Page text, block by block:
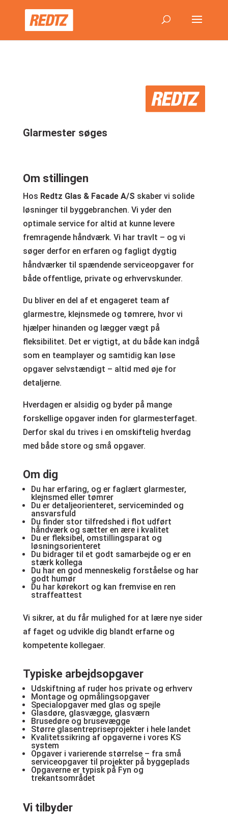
Glarmester søges
Om stillingen
Hos Redtz Glas & Facade A/S skaber vi solide
løsninger til byggebranchen. Vi yder den
optimale service for altid at kunne levere
fremragende håndværk. Vi har travlt – og vi
søger derfor en erfaren og fagligt dygtig
håndværker til spændende serviceopgaver for
både offentlige, private og erhvervskunder.
Du bliver en del af et engageret team af
glarmestre, klejnsmede og tømrere, hvor vi
hjælper hinanden og lægger vægt på
fleksibilitet. Det er vigtigt, at du både kan indgå
som en teamplayer og samtidig kan løse
opgaver selvstændigt – altid med øje for
detaljerne.
Hverdagen er alsidig og byder på mange
forskellige opgaver inden for glarmesterfaget.
Derfor skal du trives i en omskiftelig hverdag
med både store og små opgaver.
Om dig
Du har erfaring, og er faglært glarmester,
klejnsmed eller tømrer
Du er detaljeorienteret, serviceminded og
ansvarsfuld
Du finder stor tilfredshed i flot udført
håndværk og sætter en ære i kvalitet
Du er fleksibel, omstillingsparat og
løsningsorienteret
Du bidrager til et godt samarbejde og er en
stærk kollega
Du har en god menneskelig forståelse og har
godt humør
Du har kørekort og kan fremvise en ren
straffeattest
Vi sikrer, at du får mulighed for at lære nye sider
af faget og udvikle dig blandt erfarne og
kompetente kollegaer.
Typiske arbejdsopgaver
Udskiftning af ruder hos private og erhverv
Montage og opmålingsopgaver
Specialopgaver med glas og spejle
Glasdøre, glasvægge, glasværn
Brusedøre og brusevægge
Større glasentrepriseprojekter i hele landet
Kvalitetssikring af opgaverne i vores KS
system
Opgaver i varierende størrelse – fra små
serviceopgaver til projekter på byggeplads
Opgaverne er typisk på Fyn og
trekantsområdet
Vi tilbyder